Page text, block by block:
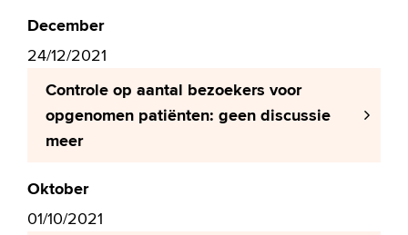
December
24/12/2021
Controle op aantal bezoekers voor
opgenomen patiënten: geen discussie
meer
Oktober
01/10/2021